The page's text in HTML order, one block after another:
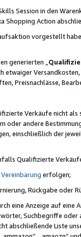
Session in den
Shopping Action
vorgestellt
generierten „
etwaiger
Preisnachlässe,
Verkäufe nicht
andere
einschließlich der
Qualifizierte
Vereinbarung erfolgen;
Rückgabe oder
eine Anzeige auf
Suchbegriffe
abschließende Liste